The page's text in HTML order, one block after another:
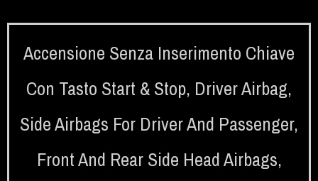
Accensione Senza Inserimento Chiave
Con Tasto Start & Stop, Driver Airbag,
Side Airbags For Driver And Passenger,
Front And Rear Side Head Airbags,